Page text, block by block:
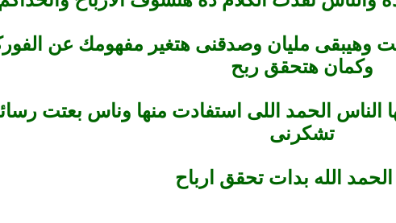
وهيبقى مليان وصدقنى هتغير مفهومك عن
وكمان هتحقق ربح
الناس الحمد اللى استفادت منها وناس بعتت
تشكرنى
الحمد الله بدات تحقق ارباح